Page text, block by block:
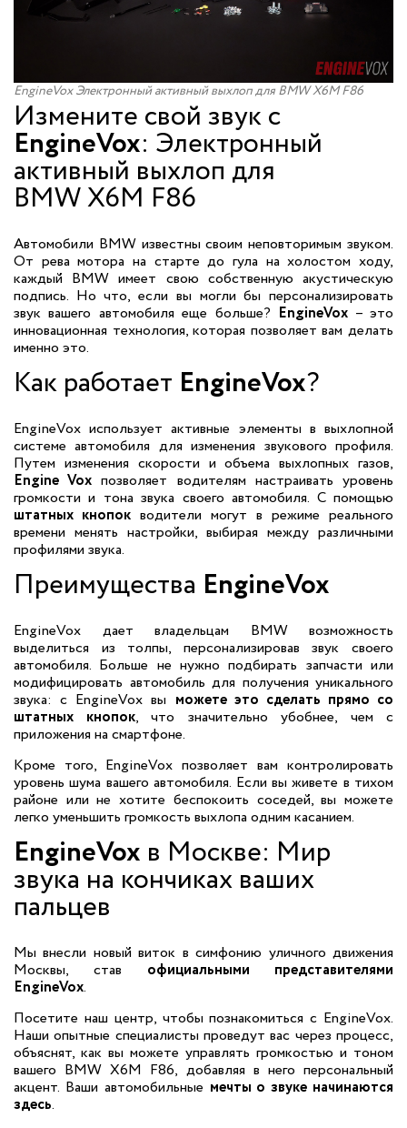
EngineVox Электронный активный выхлоп для BMW X6M F86
Измените свой звук с
EngineVox: Электронный
активный выхлоп для
BMW X6M F86
Автомобили BMW известны своим неповторимым звуком.
От рева мотора на старте до гула на холостом ходу,
каждый BMW имеет свою собственную акустическую
подпись. Но что, если вы могли бы персонализировать
звук вашего автомобиля еще больше? EngineVox – это
инновационная технология, которая позволяет вам делать
именно это.
Как работает EngineVox?
EngineVox использует активные элементы в выхлопной
системе автомобиля для изменения звукового профиля.
Путем изменения скорости и объема выхлопных газов,
Engine Vox позволяет водителям настраивать уровень
громкости и тона звука своего автомобиля. С помощью
штатных кнопок водители могут в режиме реального
времени менять настройки, выбирая между различными
профилями звука.
Преимущества EngineVox
EngineVox дает владельцам BMW возможность
выделиться из толпы, персонализировав звук своего
автомобиля. Больше не нужно подбирать запчасти или
модифицировать автомобиль для получения уникального
звука: с EngineVox вы можете это сделать прямо со
штатных кнопок, что значительно убобнее, чем с
приложения на смартфоне.
Кроме того, EngineVox позволяет вам контролировать
уровень шума вашего автомобиля. Если вы живете в тихом
районе или не хотите беспокоить соседей, вы можете
легко уменьшить громкость выхлопа одним касанием.
EngineVox в Москве: Мир
звука на кончиках ваших
пальцев
Мы внесли новый виток в симфонию уличного движения
Москвы, став официальными представителями
EngineVox.
Посетите наш центр, чтобы познакомиться с EngineVox.
Наши опытные специалисты проведут вас через процесс,
объяснят, как вы можете управлять громкостью и тоном
вашего BMW X6M F86, добавляя в него персональный
акцент. Ваши автомобильные мечты о звуке начинаются
здесь.